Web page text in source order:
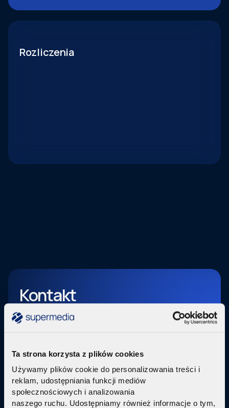
Ta strona korzysta z plików cookies
Używamy plików cookie do personalizowania treści i
reklam, udostępniania funkcji mediów
społecznościowych i analizowania
naszego ruchu. Udostępniamy również informacje o tym,
Rozliczenia
Kontakt